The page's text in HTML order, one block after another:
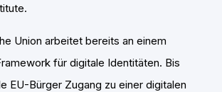
Union arbeitet bereits an einem
für digitale Identitäten. Bis
EU-Bürger Zugang zu einer digitalen